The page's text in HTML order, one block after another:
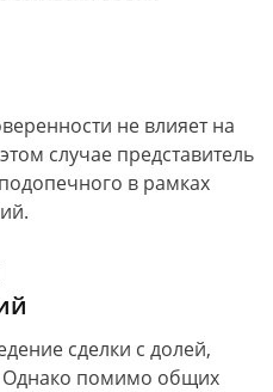
не влияет на
случае представитель
в рамках
сделки с долей,
помимо общих